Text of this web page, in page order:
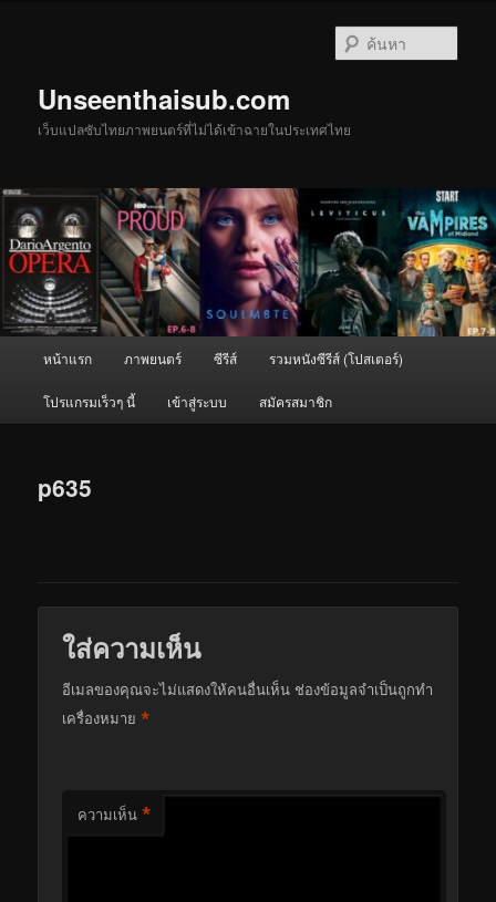
Unseenthaisub.com
เว็บแปลซับไทยภาพยนตร์ที่ไม่ได้เข้าฉายในประเทศไทย
หน้าแรก ภาพยนตร์ ซีรีส์ รวมหนังซีรีส์ (โปสเตอร์)
โปรแกรมเร็วๆ นี้ เข้าสู่ระบบ สมัครสมาชิก
p635
ใส่ความเห็น
อีเมลของคุณจะไม่แสดงให้คนอื่นเห็น ช่องข้อมูลจำเป็นถูกทำ
เครื่องหมาย*
ความเห็น *